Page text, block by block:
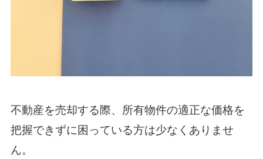
不動産を売却する際、所有物件の適正な価格を
把握できずに困っている方は少なくありませ
ん。